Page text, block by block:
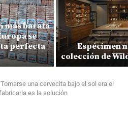
más barata
se
perfecta
Espécimen
colección de
Tomarse una cervecita bajo el sol era el
es la solución